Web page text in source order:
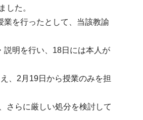
した。
を行ったとして、当該教諭
説明を行い、18日には本人が
、2月19日から授業のみを担
さらに厳しい処分を検討して